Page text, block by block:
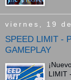
viernes, 19
SPEED LIMIT -
GAMEPLAY
LIMIT